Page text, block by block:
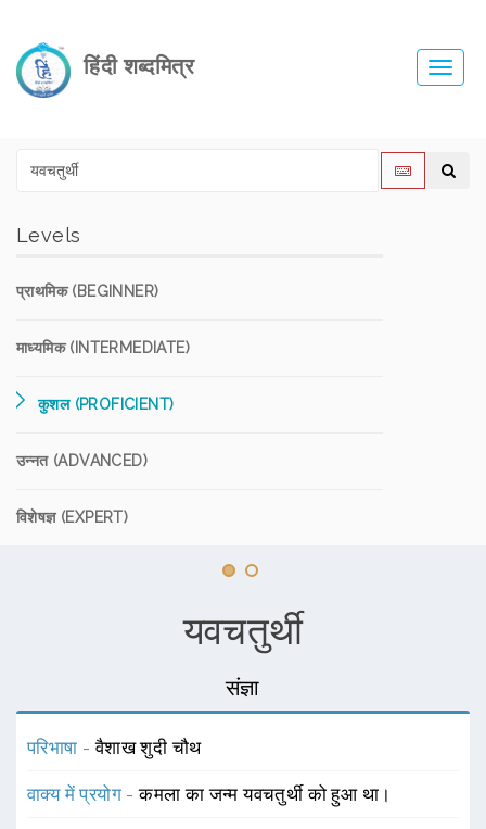
हिंदी शब्दमित्र
Levels
प्राथमिक (BEGINNER)
माध्यमिक (INTERMEDIATE)
कुशल (PROFICIENT)
उन्नत (ADVANCED)
विशेषज्ञ (EXPERT)
यवचतुर्थी
संज्ञा
परिभाषा -वैशाख शुदी चौथ
वाक्य में प्रयोग -कमला का जन्म यवचतुर्थी को हुआ था।